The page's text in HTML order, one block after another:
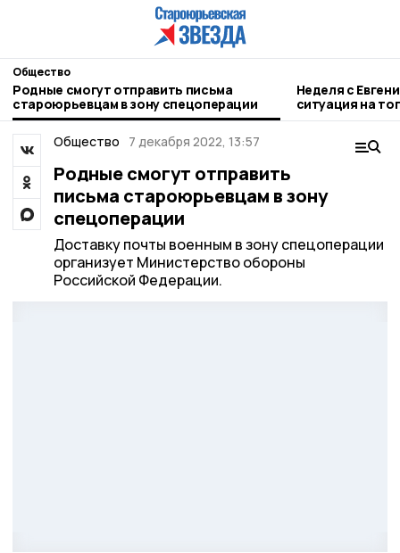
Общество
Родные смогут отправить письма
староюрьевцам в зону спецоперации
Неделя с
ситуация на
городе и
Общество
7 декабря 2022, 13:57
Родные смогут отправить
письма староюрьевцам в зону
спецоперации
Доставку почты военным в зону спецоперации
организует Министерство обороны
Российской Федерации.